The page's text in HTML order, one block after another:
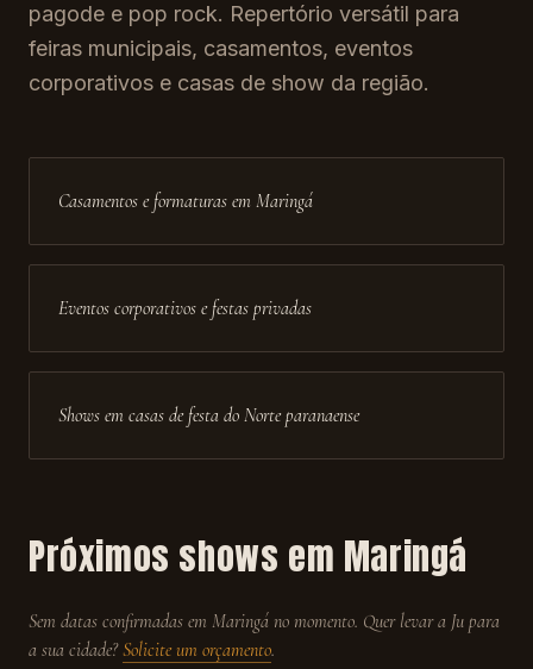
pagode e pop rock. Repertório versátil para
feiras municipais, casamentos, eventos
corporativos e casas de show da região.
Casamentos e formaturas em Maringá
Eventos corporativos e festas privadas
Shows em casas de festa do Norte paranaense
Próximos shows em Maringá
Sem datas confirmadas em Maringá no momento. Quer levar a Ju para
a sua cidade? Solicite um orçamento.